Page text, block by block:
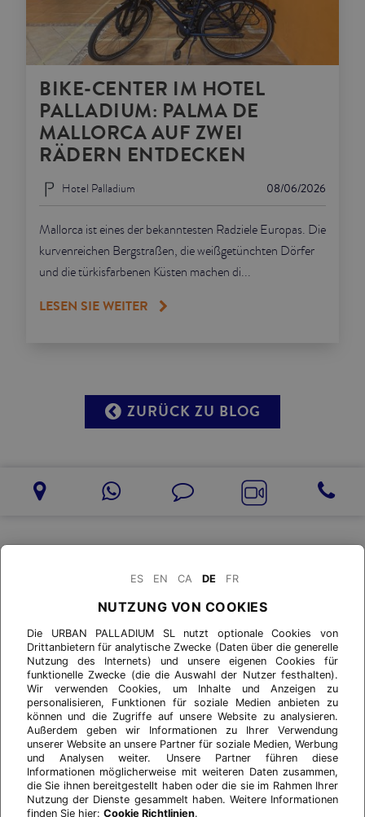
BIKE-CENTER IM HOTEL
PALLADIUM: PALMA DE
MALLORCA AUF ZWEI
RÄDERN ENTDECKEN
08/06/2026
Hotel Palladium
Mallorca ist eines der bekanntesten Radziele Europas. Die
kurvenreichen Bergstraßen, die weißgetünchten Dörfer
und die türkisfarbenen Küsten machen di...
LESEN SIE WEITER
ZURÜCK ZU BLOG
ES EN CA DE FR
NUTZUNG VON COOKIES
Die URBAN PALLADIUM SL nutzt optionale Cookies von
Drittanbietern für analytische Zwecke (Daten über die generelle
Nutzung des Internets) und unsere eigenen Cookies für
funktionelle Zwecke (die die Auswahl der Nutzer festhalten).
Wir verwenden Cookies, um Inhalte und Anzeigen zu
personalisieren, Funktionen für soziale Medien anbieten zu
können und die Zugriffe auf unsere Website zu analysieren.
Außerdem geben wir Informationen zu Ihrer Verwendung
unserer Website an unsere Partner für soziale Medien, Werbung
und Analysen weiter. Unsere Partner führen diese
Informationen möglicherweise mit weiteren Daten zusammen,
die Sie ihnen bereitgestellt haben oder die sie im Rahmen Ihrer
Nutzung der Dienste gesammelt haben. Weitere Informationen
finden Sie hier: Cookie Richtlinien.